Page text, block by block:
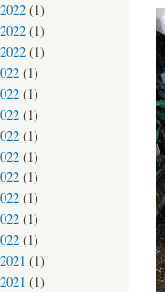
(1)
(1)
(1)
(1)
(1)
(1)
(1)
(1)
(1)
(1)
(1)
(1)
(1)
(1)